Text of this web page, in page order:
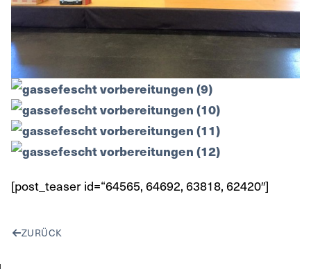
[post_teaser id=“64565, 64692, 63818, 62420″]
ZURÜCK